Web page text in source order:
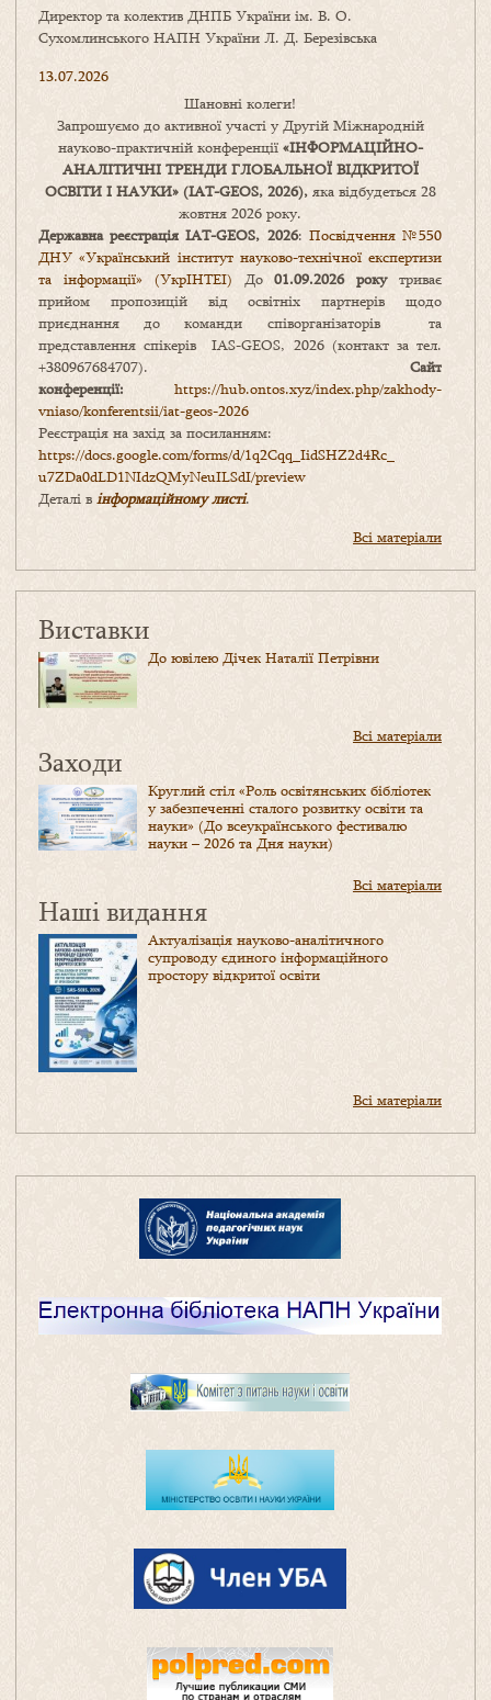
Директор та колектив ДНПБ України ім. В. О.
Сухомлинського НАПН України Л. Д. Березівська
13.07.2026
Шановні колеги!
Запрошуємо до активної участі у Другій Міжнародній
науково-практичній конференції «ІНФОРМАЦІЙНО-
АНАЛІТИЧНІ ТРЕНДИ ГЛОБАЛЬНОЇ ВІДКРИТОЇ
ОСВІТИ І НАУКИ» (IAT-GEOS, 2026),яка відбудеться 28
жовтня 2026 року.
Державна реєстрація IAT-GEOS, 2026: Посвідчення №550
ДНУ «Український інститут науково-технічної експертизи
та інформації» (УкрІНТЕІ) До01.09.2026 рокутриває
прийом пропозицій від освітніх партнерів щодо
приєднання до команди співорганізаторів та
представлення спікерів IAS-GEOS, 2026 (контакт за тел.
+380967684707). Сайт
конференції: https://hub.ontos.xyz/index.php/zakhody-
vniaso/konferentsii/iat-geos-2026
Реєстрація на захід за посиланням:
https://docs.google.com/forms/d/1q2Cqq_IidSHZ2d4Rc_
u7ZDa0dLD1NIdzQMyNeuILSdI/preview
Деталі в інформаційному листі.
Всі матеріали
Виставки
До ювілею Дічек Наталії Петрівни
Всі матеріали
Заходи
Круглий стіл «Роль освітянських бібліотек
у забезпеченні сталого розвитку освіти та
науки» (До всеукраїнського фестивалю
науки – 2026 та Дня науки)
Всі матеріали
Наші видання
Актуалізація науково-аналітичного
супроводу єдиного інформаційного
простору відкритої освіти
Всі матеріали